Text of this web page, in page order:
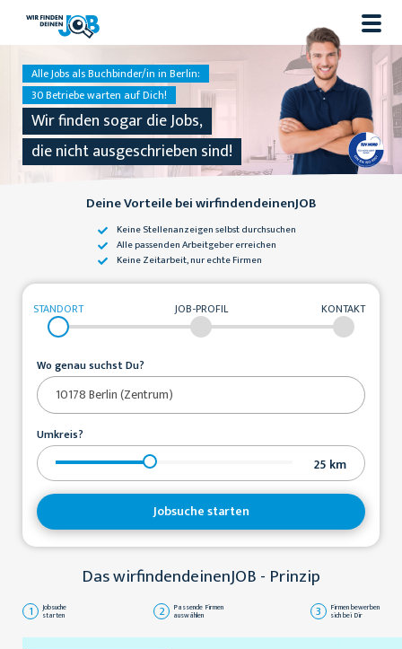
Alle Jobs als Buchbinder/in in Berlin:
30 Betriebe warten auf Dich!
Wir finden sogar die Jobs,
die nicht ausgeschrieben sind!
Deine Vorteile bei wirfindendeinenJOB
Keine Stellenanzeigenselbst durchsuchen
Alle passendenArbeitgeber erreichen
Keine Zeitarbeit,nur echte Firmen
STANDORT JOB-PROFIL KONTAKT
Wo genau suchst Du?
Umkreis?
25 km
Jobsuche starten
Das wirfindendeinenJOB - Prinzip
1 Jobsuche
starten 2 Passende Firmen
auswählen 3 Firmen bewerben
sich bei Dir